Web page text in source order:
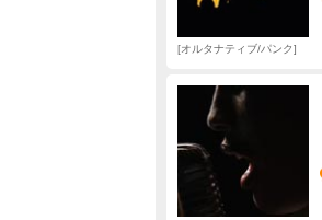
オルタナティブ/パンク